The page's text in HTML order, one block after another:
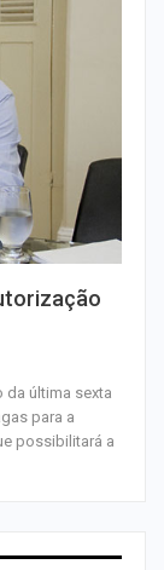
da última sexta
para a
possibilitará a